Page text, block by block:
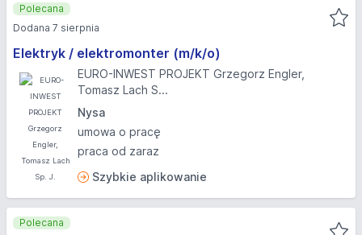
Elektryk / elektromonter (m/k/o)
EURO-INWEST PROJEKT Grzegorz Engler,
Tomasz Lach S...
Nysa
umowa o pracę
praca od zaraz
Szybkie aplikowanie
Polecana
Dodana 7 sierpnia
Polecana